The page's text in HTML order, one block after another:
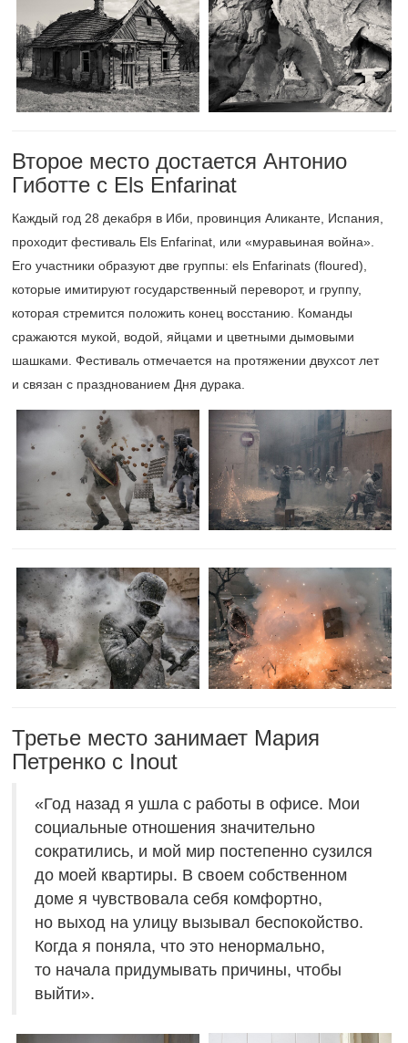
Второе место достается Антонио
Гиботте с Els Enfarinat
Каждый год 28 декабря в Иби, провинция Аликанте, Испания,
проходит фестиваль Els Enfarinat, или «муравьиная война».
Его участники образуют две группы: els Enfarinats (floured),
которые имитируют государственный переворот, и группу,
которая стремится положить конец восстанию. Команды
сражаются мукой, водой, яйцами и цветными дымовыми
шашками. Фестиваль отмечается на протяжении двухсот лет
и связан с празднованием Дня дурака.
Третье место занимает Мария
Петренко с Inout
«Год назад я ушла с работы в офисе. Мои
социальные отношения значительно
сократились, и мой мир постепенно сузился
до моей квартиры. В своем собственном
доме я чувствовала себя комфортно,
но выход на улицу вызывал беспокойство.
Когда я поняла, что это ненормально,
то начала придумывать причины, чтобы
выйти».